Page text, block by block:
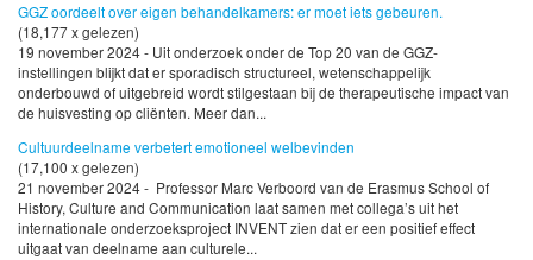
GGZ oordeelt over eigen behandelkamers: er moet iets gebeuren.
(18,177 x gelezen)
19 november 2024 - Uit onderzoek onder de Top 20 van de GGZ-
instellingen blijkt dat er sporadisch structureel, wetenschappelijk
onderbouwd of uitgebreid wordt stilgestaan bij de therapeutische impact van
de huisvesting op cliënten. Meer dan...
Cultuurdeelname verbetert emotioneel welbevinden
(17,100 x gelezen)
21 november 2024 - Professor Marc Verboord van de Erasmus School of
History, Culture and Communication laat samen met collega’s uit het
internationale onderzoeksproject INVENT zien dat er een positief effect
uitgaat van deelname aan culturele...